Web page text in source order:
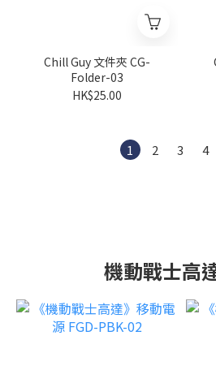
Chill Guy 文件夾 CG-
Folder-03
HK$25.00
1 2 3 4
機動戰士高